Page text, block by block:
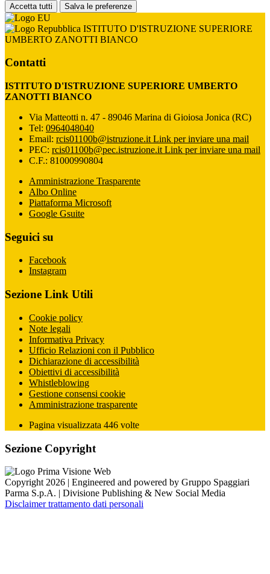
Accetta tutti Salva le preferenze
ISTITUTO D'ISTRUZIONE SUPERIORE
UMBERTO ZANOTTI BIANCO
Contatti
ISTITUTO D'ISTRUZIONE SUPERIORE UMBERTO
ZANOTTI BIANCO
Via Matteotti n. 47 - 89046 Marina di Gioiosa Jonica (RC)
Tel: 0964048040
Email: rcis01100b@istruzione.it Link per inviare una mail
PEC: rcis01100b@pec.istruzione.it Link per inviare una mail
C.F.: 81000990804
Amministrazione Trasparente
Albo Online
Piattaforma Microsoft
Google Gsuite
Seguici su
Facebook
Instagram
Sezione Link Utili
Cookie policy
Note legali
Informativa Privacy
Ufficio Relazioni con il Pubblico
Dichiarazione di accessibilità
Obiettivi di accessibilità
Whistleblowing
Gestione consensi cookie
Amministrazione trasparente
Pagina visualizzata 446 volte
Sezione Copyright
Copyright 2026 | Engineered and powered by Gruppo Spaggiari
Parma S.p.A. | Divisione Publishing & New Social Media
Disclaimer trattamento dati personali